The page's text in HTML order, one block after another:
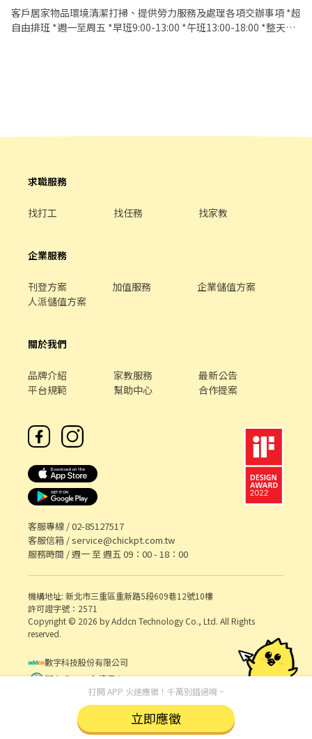
▃▃▃▃▃▃▃▃ 加上我的官方：tseng0411 電話：0906825976
專員：威先生 https://lin.ee/5eFUoLO
客戶居家物品環境清潔打掃、提供勞力服務及處理各項交辦事項 *超
自由排班 *週一至周五 *早班9:00-13:00 *午班13:00-18:00 *整天班
求職服務
找打工 找任務 找家教
企業服務
刊登方案 加值服務
企業儲值方案
人派儲值方案
關於我們
品牌介紹 家教服務
最新公告
平台規範
幫助中心 合作提案
客服專線 /02-85127517
客服信箱 /service@chickpt.com.tw
服務時間 / 週一 至 週五 09：00 - 18：00
機構地址: 新北市三重區重新路5段609巷12號10樓
許可證字號：2571
Copyright © 2026 by Addcn Technology Co., Ltd. All Rights
reserved.
數字科技股份有限公司
鄧白氏 ESG 永續標章
打開 APP 火速應徵！千萬別錯過唷 ~
立即應徵